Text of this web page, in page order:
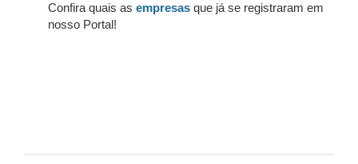
Confira quais as empresasque já se registraram em
nosso Portal!